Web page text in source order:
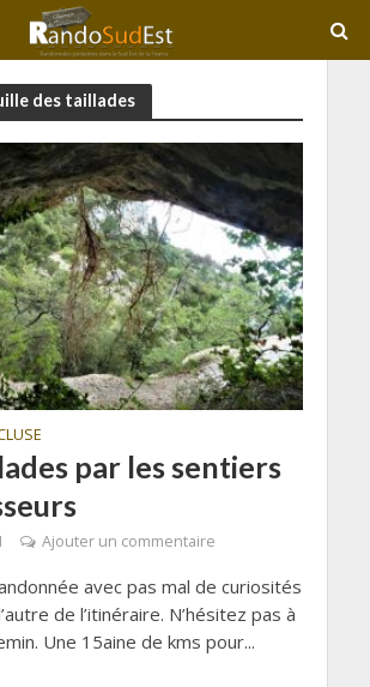
des taillades
par les sentiers
Ajouter un commentaire
avec pas mal de curiosités
de l’itinéraire. N’hésitez pas à
Une 15aine de kms pour...